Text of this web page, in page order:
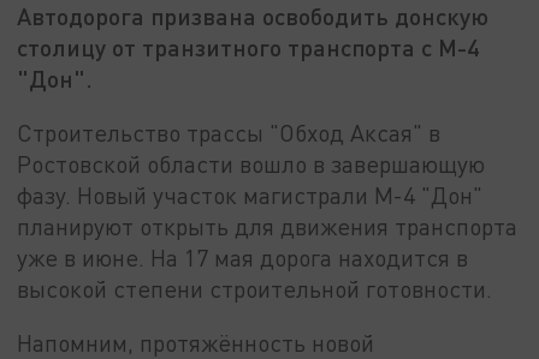
Автодорога призвана освободить донскую
столицу от транзитного транспорта с М-4
"Дон".
Строительство трассы "Обход Аксая" в
Ростовской области вошло в завершающую
фазу. Новый участок магистрали М-4 "Дон"
планируют открыть для движения транспорта
уже в июне. На 17 мая дорога находится в
высокой степени строительной готовности.
Напомним, протяжённость новой